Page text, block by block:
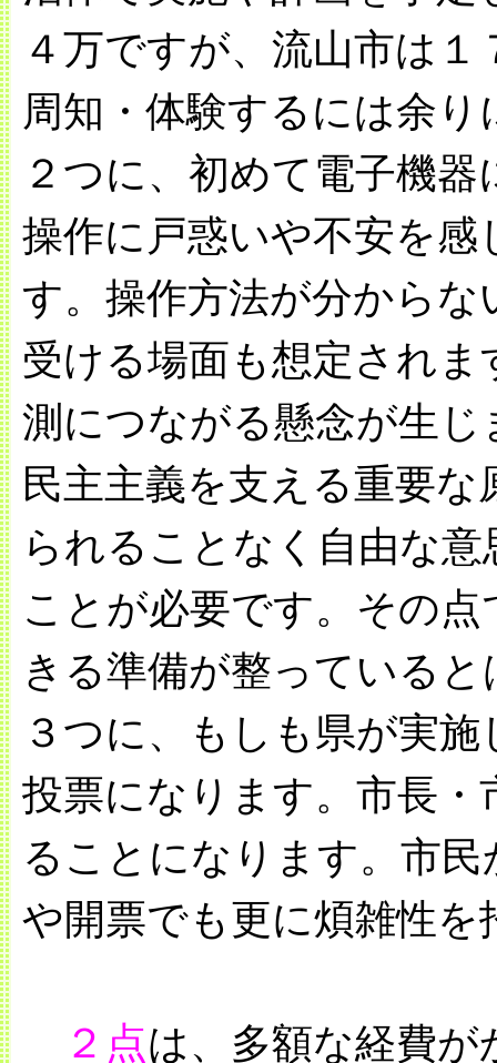
４万ですが、流山市は
周知・体験するには余
２つに、初めて電子機
操作に戸惑いや不安を
す。操作方法が分から
受ける場面も想定され
測につながる懸念が生
民主主義を支える重要
られることなく自由な
ことが必要です。その
きる準備が整っている
３つに、もしも県が実
投票になります。市長
ることになります。市
や開票でも更に煩雑性
２点は、多額な経費